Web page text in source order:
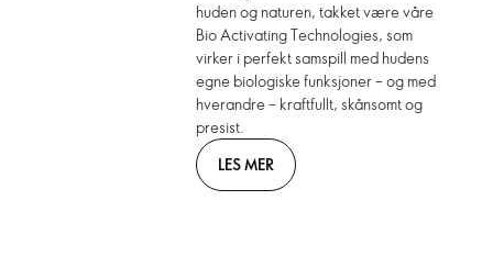
huden og naturen, takket være våre
Bio Activating Technologies, som
virker i perfekt samspill med hudens
egne biologiske funksjoner – og med
hverandre – kraftfullt, skånsomt og
presist.
LES MER